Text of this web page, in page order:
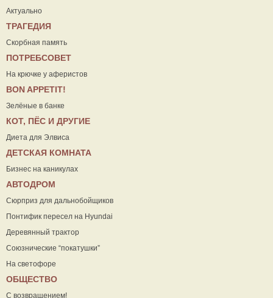
Актуально
ТРАГЕДИЯ
Скорбная память
ПОТРЕБСОВЕТ
На крючке у аферистов
ВON APPETIT!
Зелёные в банке
КОТ, ПЁС И ДРУГИЕ
Диета для Элвиса
ДЕТСКАЯ КОМНАТА
Бизнес на каникулах
АВТОДРОМ
Сюрприз для дальнобойщиков
Понтифик пересел на Hyundai
Деревянный трактор
Союзнические “покатушки”
На светофоре
ОБЩЕСТВО
С возвращением!